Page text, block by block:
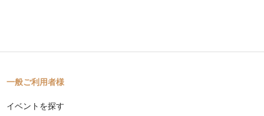
一般ご利用者様
イベントを探す